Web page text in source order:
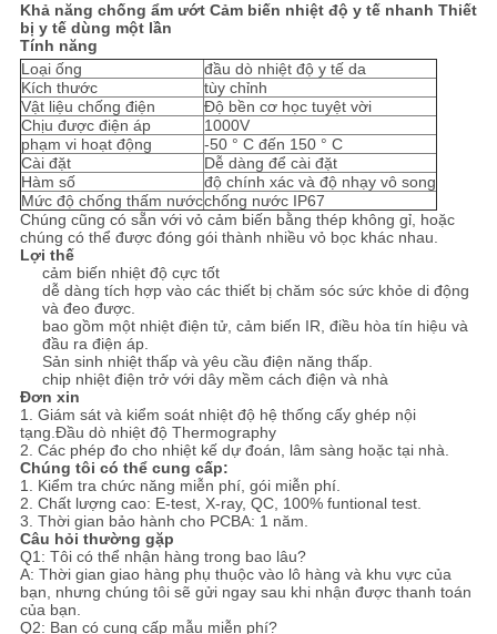
VR
SHOW
SƠ
ĐỒ
TRANG
WEB
PRIVACY
POLICY
Khả năng chống ẩm ướt Cảm biến nhiệt độ y tế nhanh Thiết
bị y tế dùng một lần
Tính năng
Loại ống
đầu dò nhiệt độ y tế da
Kích thước
tùy chỉnh
Vật liệu chống điện
Độ bền cơ học tuyệt vời
Chịu được điện áp
1000V
phạm vi hoạt động
-50 ° C đến 150 ° C
Cài đặt
Dễ dàng để cài đặt
Hàm số
độ chính xác và độ nhạy vô song
Mức độ chống thấm nướcchống nước IP67
Chúng cũng có sẵn với vỏ cảm biến bằng thép không gỉ, hoặc
chúng có thể được đóng gói thành nhiều vỏ bọc khác nhau.
Lợi thế
cảm biến nhiệt độ cực tốt
dễ dàng tích hợp vào các thiết bị chăm sóc sức khỏe di động
và đeo được.
bao gồm một nhiệt điện tử, cảm biến IR, điều hòa tín hiệu và
đầu ra điện áp.
Sản sinh nhiệt thấp và yêu cầu điện năng thấp.
chip nhiệt điện trở với dây mềm cách điện và nhà
Đơn xin
1. Giám sát và kiểm soát nhiệt độ hệ thống cấy ghép nội
tạng.Đầu dò nhiệt độ Thermography
2. Các phép đo cho nhiệt kế dự đoán, lâm sàng hoặc tại nhà.
Chúng tôi có thể cung cấp:
1. Kiểm tra chức năng miễn phí, gói miễn phí.
2. Chất lượng cao: E-test, X-ray, QC, 100% funtional test.
3. Thời gian bảo hành cho PCBA: 1 năm.
Câu hỏi thường gặp
Q1: Tôi có thể nhận hàng trong bao lâu?
A: Thời gian giao hàng phụ thuộc vào lô hàng và khu vực của
bạn, nhưng chúng tôi sẽ gửi ngay sau khi nhận được thanh toán
của bạn.
Q2: Bạn có cung cấp mẫu miễn phí?